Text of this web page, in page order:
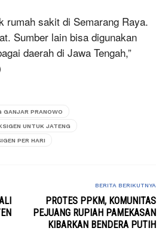
rumah sakit di Semarang Raya.
Sumber lain bisa digunakan
daerah di Jawa Tengah,”
GANJAR PRANOWO
UNTUK JATENG
PER HARI
BERITA BERIKUTNYA
PROTES PPKM, KOMUNITAS
PEJUANG RUPIAH PAMEKASAN
KIBARKAN BENDERA PUTIH